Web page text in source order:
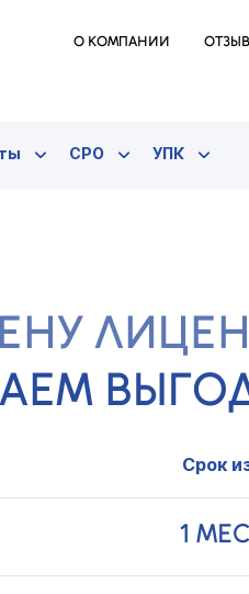
О КОМПАНИИ
СРО УПК
Срок
1